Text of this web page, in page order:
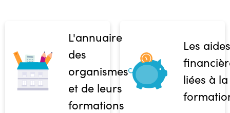
L'annuaire
des
organismes
et de leurs
formations
Les aides
liées à la